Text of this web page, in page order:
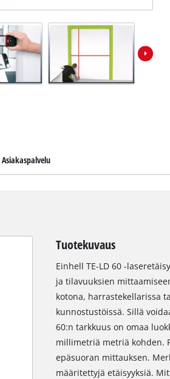
Asiakaspalvelu
Tuotekuvaus
Einhell TE-LD 60 -
ja tilavuuksien
kotona, harrastekellarissa
kunnostustöissä. Sillä
60:n tarkkuus on omaa
millimetriä metriä kohden.
epäsuoran mittauksen.
määritettyjä etäisyyksiä.